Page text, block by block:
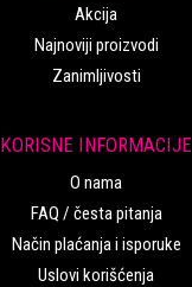
Akcija
Najnoviji proizvodi
Zanimljivosti
KORISNE INFORMACIJE
O nama
FAQ / česta pitanja
Način plaćanja i isporuke
Uslovi korišćenja